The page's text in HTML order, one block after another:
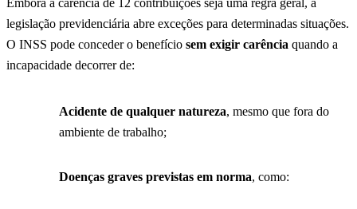
Embora a carência de 12 contribuições seja uma regra geral, a
legislação previdenciária abre exceções para determinadas situações.
O INSS pode conceder o benefício sem exigir carência quando a
incapacidade decorrer de:
Acidente de qualquer natureza, mesmo que fora do
ambiente de trabalho;
Doenças graves previstas em norma, como: